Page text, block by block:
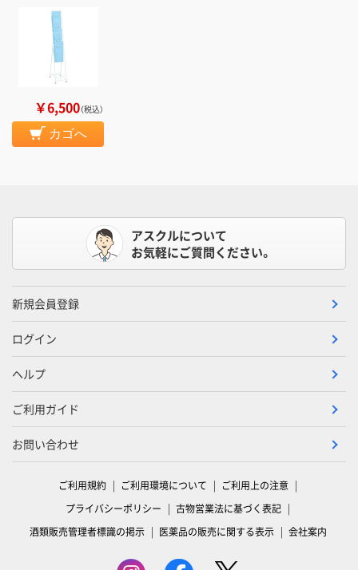
￥6,500（税込）
カゴへ
アスクルについて
お気軽にご質問ください。
新規会員登録
ログイン
ヘルプ
ご利用ガイド
お問い合わせ
ご利用規約 ご利用環境について
ご利用上の注意
プライバシーポリシー
古物営業法に基づく表記
酒類販売管理者標識の掲示
医薬品の販売に関する表示 会社案内